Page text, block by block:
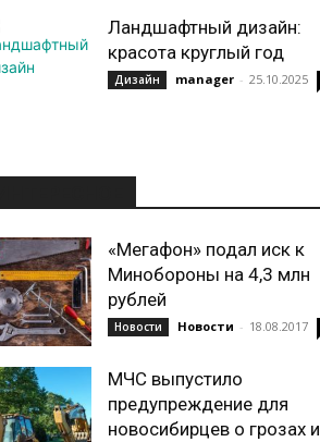
Ландшафтный дизайн:
красота круглый год
Дизайн manager - 25.10.2025
«Мегафон» подал иск к
Минобороны на 4,3 млн
рублей
Новости Новости - 18.08.2017
МЧС выпустило
предупреждение для
новосибирцев о грозах и